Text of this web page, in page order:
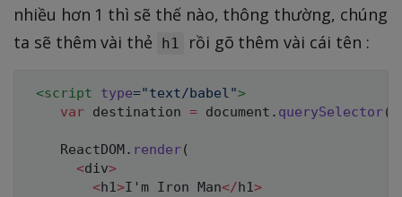
nhiều hơn 1 thì sẽ thế nào, thông thường, chúng
ta sẽ thêm vài thẻ
h1 rồi gõ thêm vài cái tên :
<script type="text/babel">
var destination = document . querySelector(
    ReactDOM
. render(
<div>
<h1>I 'm Iron Man</h1>